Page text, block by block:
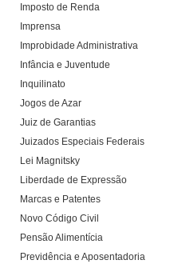
Imposto de Renda
Imprensa
Improbidade Administrativa
Infância e Juventude
Inquilinato
Jogos de Azar
Juiz de Garantias
Juizados Especiais Federais
Lei Magnitsky
Liberdade de Expressão
Marcas e Patentes
Novo Código Civil
Pensão Alimentícia
Previdência e Aposentadoria